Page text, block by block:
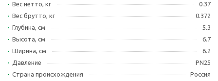
Вес нетто, кг
0.37
Вес брутто, кг
0.372
Глубина, см
5.3
Высота, см
6.7
Ширина, см
6.2
Давление
PN25
Страна происхождения
Россия